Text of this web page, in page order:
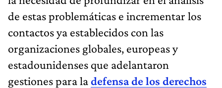
de estas problemáticas e incrementar los
contactos ya establecidos con las
organizaciones globales, europeas y
estadounidenses que adelantaron
gestiones para ladefensa de los derechos